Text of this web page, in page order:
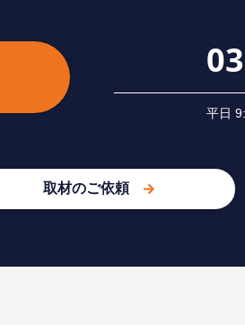
平⽇
取材のご依頼